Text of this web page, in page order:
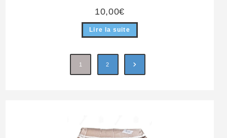
10,00€
Lire la suite
1 2